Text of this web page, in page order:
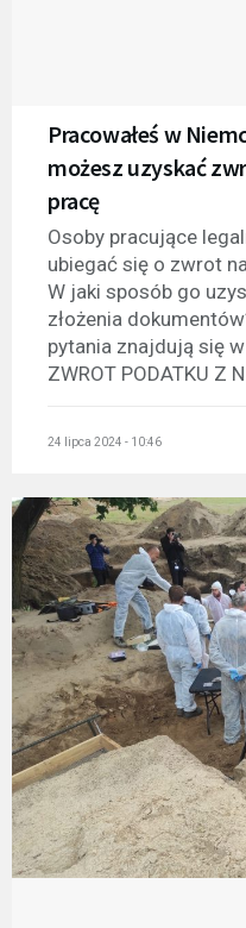
Pracowałeś w
możesz uzyskać
pracę
Osoby pracujące
ubiegać się o zwrot
W jaki sposób go
złożenia
pytania znajdują się
ZWROT PODATKU Z
24 lipca 2024 - 10:46